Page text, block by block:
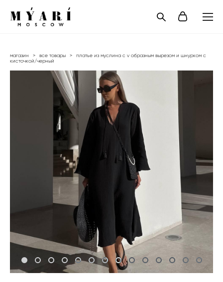
магазин > все товары >
платье из муслина с v образным вырезом и шнурком с
кисточкой/черный